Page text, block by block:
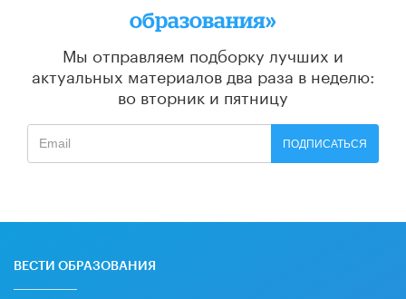
образования»
Мы отправляем подборку лучших и
актуальных материалов два раза в неделю:
во вторник и пятницу
ПОДПИСАТЬСЯ
ВЕСТИ ОБРАЗОВАНИЯ